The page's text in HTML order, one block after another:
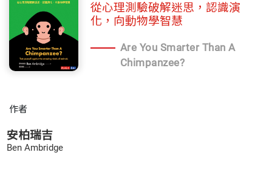
從心理測驗破解迷思，認識演
化，向動物學智慧
Are You Smarter Than A
Chimpanzee?
作者
安柏瑞吉
Ben Ambridge